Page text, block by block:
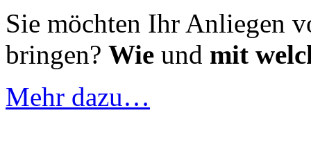
Sie möchten Ihr Anliegen
bringen? Wie und mit
Mehr dazu…